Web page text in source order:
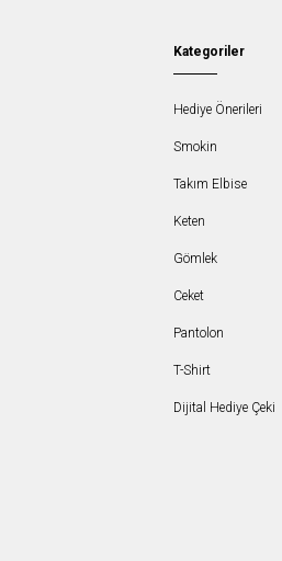
Kategoriler
Hediye Önerileri
Smokin
Takım Elbise
Keten
Gömlek
Ceket
Pantolon
T-Shirt
Dijital Hediye Çeki